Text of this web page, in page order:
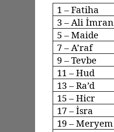
1 – Fatiha
3 – Ali İmran
5 – Maide
7 –A’raf
9 –Tevbe
11 – Hud
13 –Ra’d
15 –Hicr
17 –İsra
19 – Meryem